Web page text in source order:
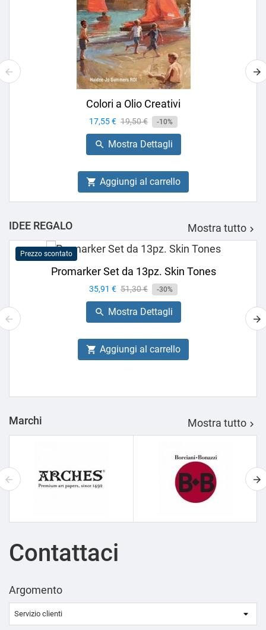
Colori a Olio Creativi
Prezzo
17,55 € Prezzo
base
19,50 € -10%
 Mostra Dettagli
 Aggiungi al carrello
IDEE REGALO Mostra tutto 
Prezzo scontato
Promarker Set da 13pz. Skin Tones
Prezzo
35,91 € Prezzo
base
51,30 € -30%
 Mostra Dettagli
 Aggiungi al carrello
Marchi Mostra tutto 
Contattaci
Argomento